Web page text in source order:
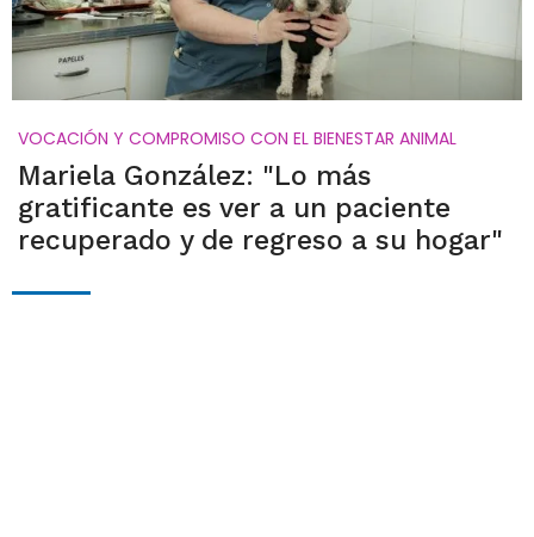
VOCACIÓN Y COMPROMISO CON EL BIENESTAR ANIMAL
Mariela González: "Lo más
gratificante es ver a un paciente
recuperado y de regreso a su hogar"